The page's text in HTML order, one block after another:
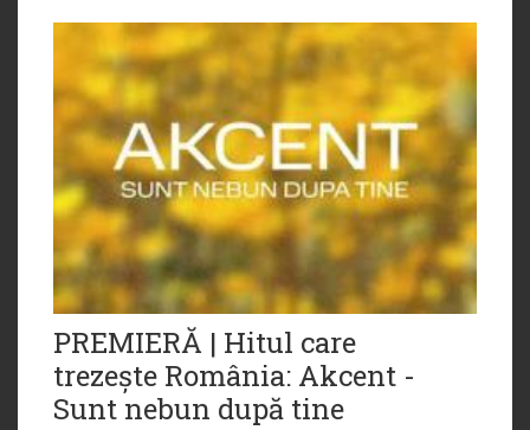
PREMIERĂ | Hitul care
trezește România: Akcent -
Sunt nebun după tine